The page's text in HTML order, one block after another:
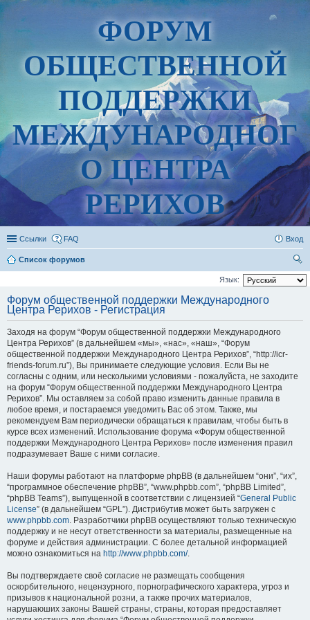
ФОРУМ
ОБЩЕСТВЕННОЙ
ПОДДЕРЖКИ
МЕЖДУНАРОДНОГ
О ЦЕНТРА
РЕРИХОВ
Ссылки FAQ Вход
Список форумов
ои
Язык:
Форум общественной поддержки Международного
Центра Рерихов - Регистрация
Заходя на форум “Форум общественной поддержки Международного
Центра Рерихов” (в дальнейшем «мы», «нас», «наш», “Форум
общественной поддержки Международного Центра Рерихов”, “http://icr-
friends-forum.ru”), Вы принимаете следующие условия. Если Вы не
согласны с одним, или несколькими условиями - пожалуйста, не заходите
на форум “Форум общественной поддержки Международного Центра
Рерихов”. Мы оставляем за собой право изменить данные правила в
любое время, и постараемся уведомить Вас об этом. Также, мы
рекомендуем Вам периодически обращаться к правилам, чтобы быть в
курсе всех изменений. Использование форума «Форум общественной
поддержки Международного Центра Рерихов» после изменения правил
подразумевает Ваше с ними согласие.
Наши форумы работают на платформе phpBB (в дальнейшем “они”, “их”,
“программное обеспечение phpBB”, “www.phpbb.com”, “phpBB Limited”,
“phpBB Teams”), выпущенной в соответствии с лицензией “General Public
License” (в дальнейшем “GPL”). Дистрибутив может быть загружен с
www.phpbb.com. Разработчики phpBB осуществляют только техническую
поддержку и не несут ответственности за материалы, размещенные на
форуме и действия администрации. С более детальной информацией
можно ознакомиться на http://www.phpbb.com/.
Вы подтверждаете своё согласие не размещать сообщения
оскорбительного, нецензурного, порнографического характера, угроз и
призывов к национальной розни, а также прочих материалов,
нарушаюших законы Вашей страны, страны, которая предоставляет